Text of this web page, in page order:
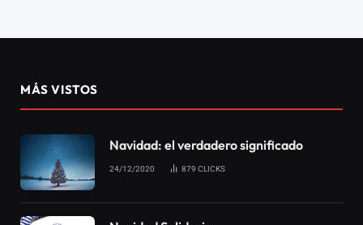
31 de diciembre: No te pierdas
Año
16/12/2022
Social